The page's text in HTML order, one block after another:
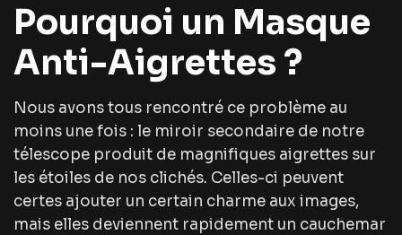
Pourquoi un Masque
Anti-Aigrettes ?
Nous avons tous rencontré ce problème au
moins une fois : le miroir secondaire de notre
télescope produit de magnifiques aigrettes sur
les étoiles de nos clichés. Celles-ci peuvent
certes ajouter un certain charme aux images,
mais elles deviennent rapidement un cauchemar